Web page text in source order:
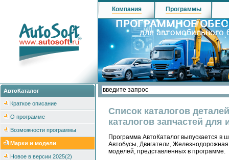
АвтоКаталог
Краткое описание
О программе
Возможности программы
Марки и модели
Новое в версии 2025(2)
Компания Программы
Список каталогов
каталогов запчастей для
Программа АвтоКаталог выпускается в
Автобусы, Двигатели,
моделей, представленных в программе.